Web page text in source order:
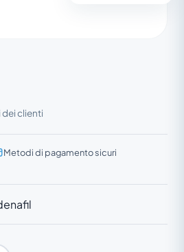
dei clienti
Metodi di pagamento sicuri